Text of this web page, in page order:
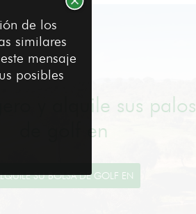
y alquile sus palos
de golf en
de los
similares
mensaje
posibles